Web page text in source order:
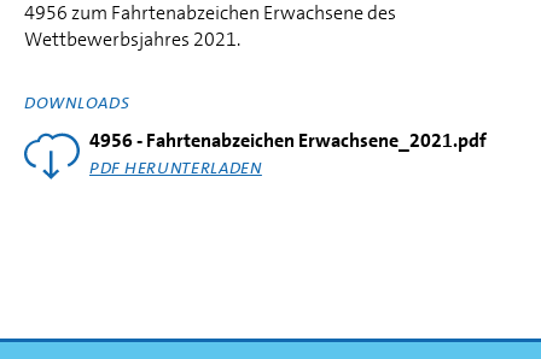
4956 zum Fahrtenabzeichen Erwachsene des
Wettbewerbsjahres 2021.
DOWNLOADS
4956 - Fahrtenabzeichen Erwachsene_2021.pdf
PDF HERUNTERLADEN